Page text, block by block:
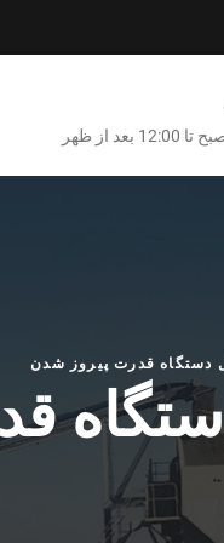
دستگاه قدرت پیروز شدن